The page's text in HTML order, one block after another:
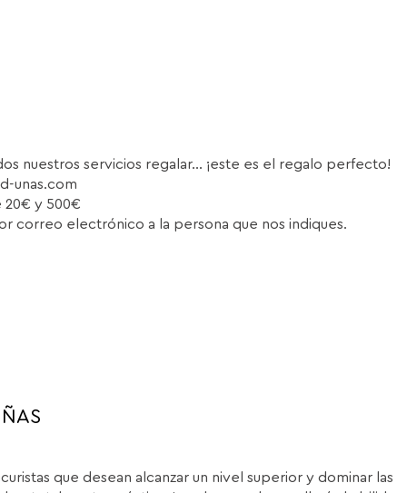
nuestros servicios regalar... ¡este es el regalo perfecto!
unas.com
20€ y 500€
correo electrónico a la persona que nos indiques.
que desean alcanzar un nivel superior y dominar